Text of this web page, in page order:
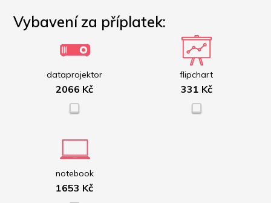
Vybavení za příplatek:
dataprojektor
2066 Kč
flipchart
331 Kč
notebook
1653 Kč